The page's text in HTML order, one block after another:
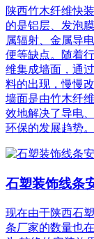
陕西竹木纤维快
的是铝层、发泡
属辐射、金属导
便等缺点。随着
维集成墙面，通
料的出现，慢慢
墙面是由竹木纤
效地解决了导电
环保的发展趋势。
石塑装饰线条
现在由于陕西石
条厂家的数量也